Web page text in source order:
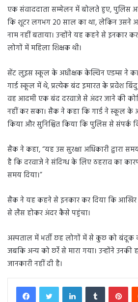
एक संवाददाता सम्मेलन में बोलते हुए, पुलिस
कि शूटर लगभग 20 साल का था, लेकिन उसने
नाम नहीं बताया। उन्होंने यह कहने से इनकार
लोगों में महिला शिक्षक थी।
सेंट लुइस स्कूल के अधीक्षक केल्विन एडम्स ने
गार्ड स्कूल में थे, प्रत्येक बंद इमारत के प्रवेश
वह आदमी एक बंद दरवाजे से अंदर जाने की
नहीं कर सका। सैक ने कहा कि गार्ड ने स्कूल के
किया और सुनिश्चित किया कि पुलिस से संपर्क
सैक ने कहा, “यह उस सुरक्षा अधिकारी द्वारा
है कि दरवाजे ने संदिग्ध के लिए ठहराव का
समय दिया।”
सैक ने यह कहने से इनकार कर दिया कि
से लैस होकर अंदर कैसे पहुंचा।
अस्पताल में भर्ती छह लोगों में से कुछ को बंदूक
जबकि अन्य को छर्रे से मारा गया। उन्होंने
जानकारी नहीं दी है।
LinkedInTumblr